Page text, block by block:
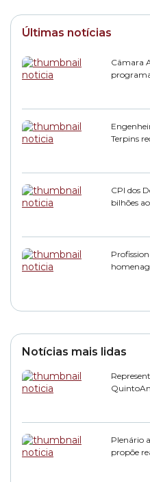
Últimas notícias
Câmara
Terpins
CPI dos
bilhões
Notícias mais lidas
Plenário
propõe